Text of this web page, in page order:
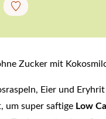
Eier und
um super saftige Low